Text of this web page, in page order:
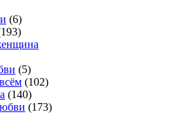
(6)
(5)
(102)
(140)
(173)